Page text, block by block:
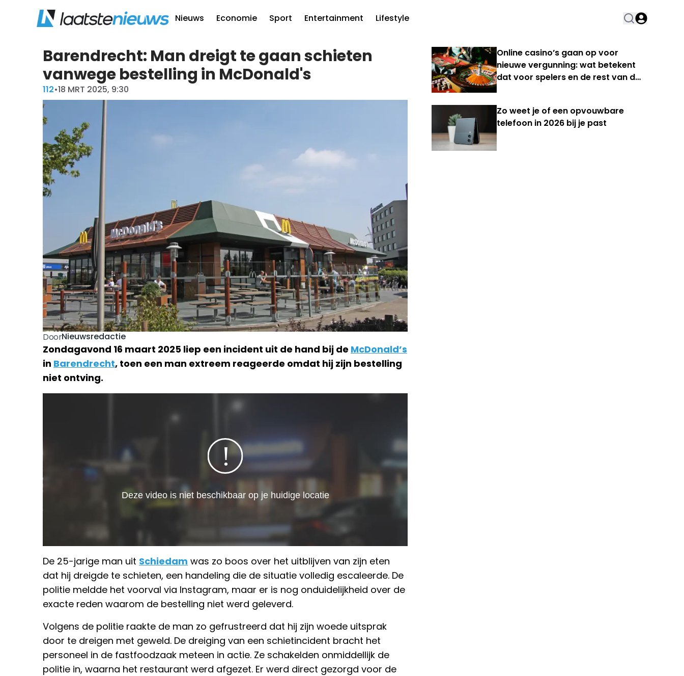
Nieuws Economie Sport Entertainment Lifestyle
Barendrecht: Man dreigt te gaan schieten
vanwege bestelling in McDonald's
112•18 MRT 2025, 9:30
DoorNieuwsredactie
Zondagavond 16 maart 2025 liep een incident uit de hand bij de McDonald’s
in Barendrecht, toen een man extreem reageerde omdat hij zijn bestelling
niet ontving.
De 25-jarige man uit Schiedam was zo boos over het uitblijven van zijn eten
dat hij dreigde te schieten, een handeling die de situatie volledig escaleerde. De
politie meldde het voorval via Instagram, maar er is nog onduidelijkheid over de
exacte reden waarom de bestelling niet werd geleverd.
Volgens de politie raakte de man zo gefrustreerd dat hij zijn woede uitsprak
door te dreigen met geweld. De dreiging van een schietincident bracht het
personeel in de fastfoodzaak meteen in actie. Ze schakelden onmiddellijk de
politie in, waarna het restaurant werd afgezet. Er werd direct gezorgd voor de
Online casino’s gaan op voor
nieuwe vergunning: wat betekent
dat voor spelers en de rest van de
Zo weet je of een opvouwbare
telefoon in 2026 bij je past